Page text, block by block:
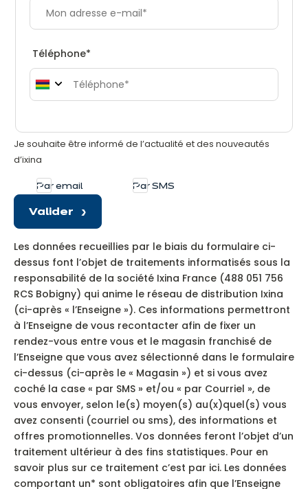
Téléphone*
Je souhaite être informé de l’actualité et des nouveautés
d’ixina
Par email Par SMS
Valider
Les données recueillies par le biais du formulaire ci-
dessus font l’objet de traitements informatisés sous la
responsabilité de la société Ixina France (488 051 756
RCS Bobigny) qui anime le réseau de distribution Ixina
(ci-après « l’Enseigne »). Ces informations permettront
à l’Enseigne de vous recontacter afin de fixer un
rendez-vous entre vous et le magasin franchisé de
l’Enseigne que vous avez sélectionné dans le formulaire
ci-dessus (ci-après le « Magasin ») et si vous avez
coché la case « par SMS » et/ou « par Courriel », de
vous envoyer, selon le(s) moyen(s) au(x)quel(s) vous
avez consenti (courriel ou sms), des informations et
offres promotionnelles. Vos données feront l’objet d’un
traitement ultérieur à des fins statistiques. Pour en
savoir plus sur ce traitement c’est par ici. Les données
comportant un* sont obligatoires afin que l’Enseigne